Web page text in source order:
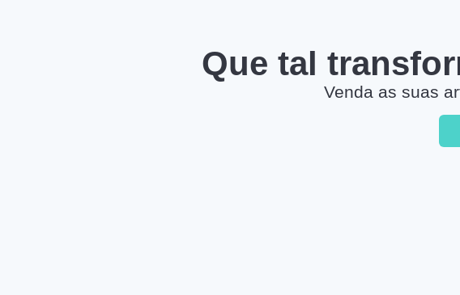
Que tal
Venda as suas